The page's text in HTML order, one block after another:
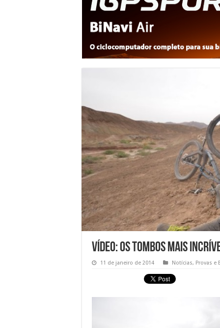
Vídeo: Os tombos mais
11 de janeiro de 2014 Notícias, Provas e